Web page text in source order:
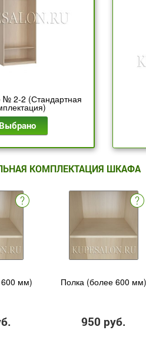
№ 2-2 (Стандартная
Выбрано
КОМПЛЕКТАЦИЯ ШКАФА
мм) Полка (более 600 мм)
950 руб.